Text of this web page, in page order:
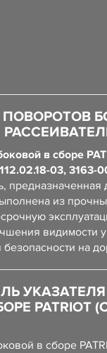
ПОВОРОТОВ
в сборе
112.02.18-03, 3163-
предназначенная
из
видимости
на
УКАЗАТЕЛЯ
PATRIOT
в сборе